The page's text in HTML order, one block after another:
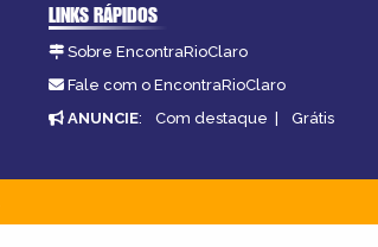
LINKS RÁPIDOS
Sobre EncontraRioClaro
Fale com o EncontraRioClaro
ANUNCIE: Com destaque | Grátis